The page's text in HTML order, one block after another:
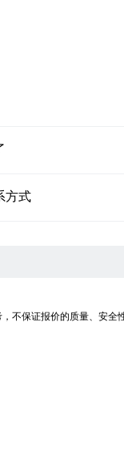
方式
不保证报价的质量、安全